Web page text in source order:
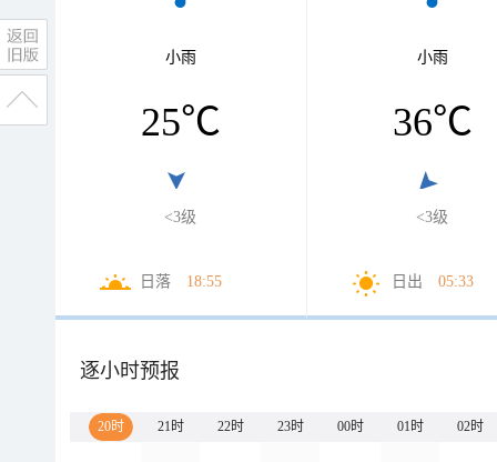
小雨
25℃
<3级
日落 18:55
小雨
36℃
<3级
日出 05:33
逐小时预报
20时 21时 22时 23时 00时 01时 02时